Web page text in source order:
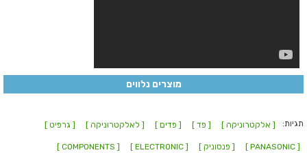
מוצרים נלווים
תגיות: [ אלקטרוניקה ] [ פד ] [ פדים ] [ לאלקטרוניקה ] [ גרפיט ]
[ PANASONIC ] [ פנסוניק ] [ ELECTRONIC ]
[ COMPONENTS ]